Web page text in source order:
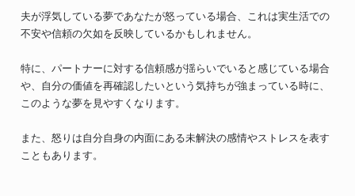
夫が浮気している夢であなたが怒っている場合、これは実生活での
不安や信頼の欠如を反映しているかもしれません。
特に、パートナーに対する信頼感が揺らいでいると感じている場合
や、自分の価値を再確認したいという気持ちが強まっている時に、
このような夢を見やすくなります。
また、怒りは自分自身の内面にある未解決の感情やストレスを表す
こともあります。